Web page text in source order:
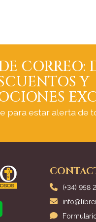
CORREO:
Y
para estar alerta de
(+34) 958